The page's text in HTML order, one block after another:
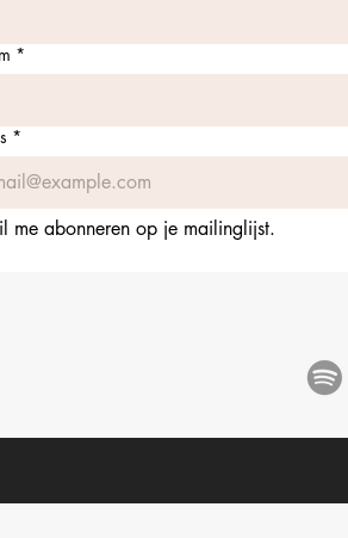
*
*
me abonneren op je mailinglijst.